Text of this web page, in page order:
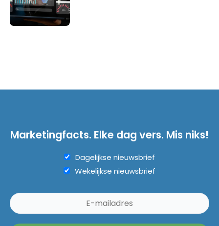
Marketingfacts. Elke dag vers. Mis niks!
Dagelijkse nieuwsbrief
Wekelijkse nieuwsbrief